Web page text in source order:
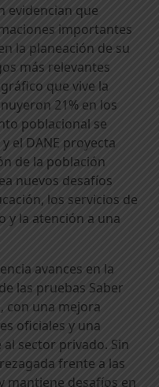
evidencian que
importantes
la planeación de su
más relevantes
que vive la
21% en los
poblacional se
el DANE proyecta
de la población
nuevos desafíos
los servicios de
y la atención a una
avances en la
las pruebas Saber
con una mejora
oficiales y una
sector privado. Sin
frente a las
mantiene desafíos en